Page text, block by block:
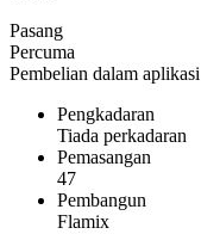
Pasang
Percuma
Pembelian dalam aplikasi
Pengkadaran
Tiada perkadaran
Pemasangan
47
Pembangun
Flamix